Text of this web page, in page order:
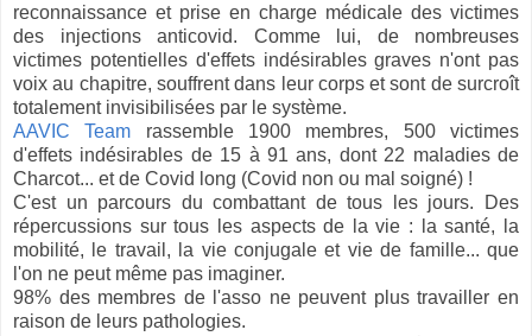
reconnaissance et prise en charge médicale des victimes
des injections anticovid. Comme lui, de nombreuses
victimes potentielles d'effets indésirables graves n'ont pas
voix au chapitre, souffrent dans leur corps et sont de surcroît
totalement invisibilisées par le système.
AAVIC Team rassemble 1900 membres, 500 victimes
d'effets indésirables de 15 à 91 ans, dont 22 maladies de
Charcot... et de Covid long (Covid non ou mal soigné) !
C'est un parcours du combattant de tous les jours. Des
répercussions sur tous les aspects de la vie : la santé, la
mobilité, le travail, la vie conjugale et vie de famille... que
l'on ne peut même pas imaginer.
98% des membres de l'asso ne peuvent plus travailler en
raison de leurs pathologies.